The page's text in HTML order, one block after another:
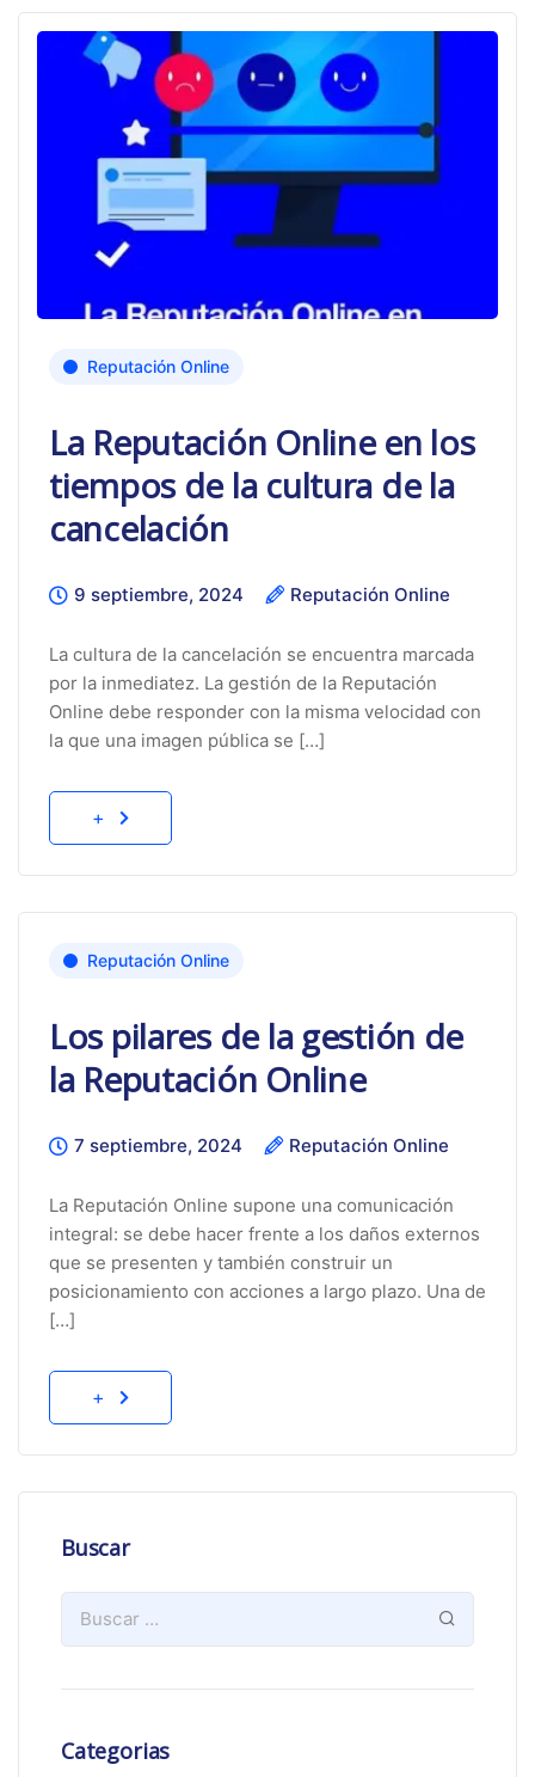
Reputación Online
La Reputación Online en los
tiempos de la cultura de la
cancelación
9 septiembre, 2024 Reputación Online
La cultura de la cancelación se encuentra marcada
por la inmediatez. La gestión de la Reputación
Online debe responder con la misma velocidad con
la que una imagen pública se […]
+
Reputación Online
Los pilares de la gestión de
la Reputación Online
7 septiembre, 2024 Reputación Online
La Reputación Online supone una comunicación
integral: se debe hacer frente a los daños externos
que se presenten y también construir un
posicionamiento con acciones a largo plazo. Una de
[…]
+
Buscar
Categorias